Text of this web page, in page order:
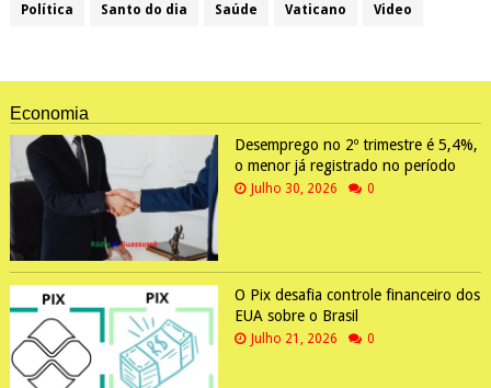
Política Santo do dia Saúde Vaticano Video
Economia
Desemprego no 2º trimestre é 5,4%,
o menor já registrado no período
Julho 30, 2026 0
O Pix desafia controle financeiro dos
EUA sobre o Brasil
Julho 21, 2026 0